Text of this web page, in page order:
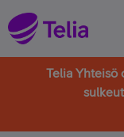
Telia Yhteisö